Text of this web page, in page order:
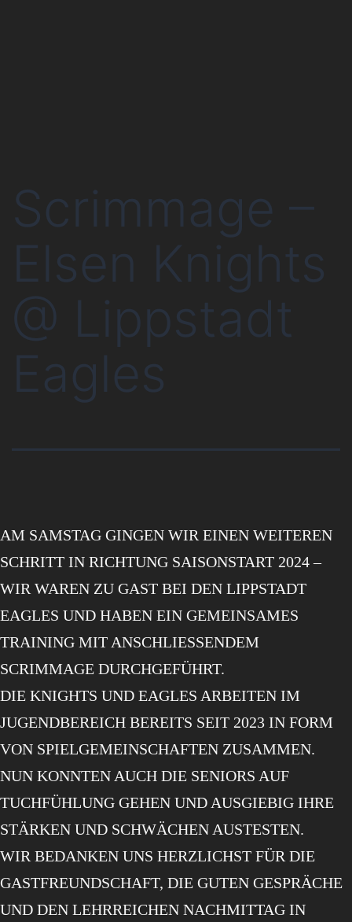
Scrimmage –
Elsen Knights
@ Lippstadt
Eagles
AM SAMSTAG GINGEN WIR EINEN WEITEREN
SCHRITT IN RICHTUNG SAISONSTART 2024 –
WIR WAREN ZU GAST BEI DEN LIPPSTADT
EAGLES UND HABEN EIN GEMEINSAMES
TRAINING MIT ANSCHLIESSENDEM S
CRIMMAGE DURCHGEFÜHRT.
DIE KNIGHTS UND EAGLES ARBEITEN IM
JUGENDBEREICH BEREITS SEIT 2023 IN FORM
VON SPIELGEMEINSCHAFTEN ZUSAMMEN.
NUN KONNTEN AUCH DIE SENIORS AUF
TUCHFÜHLUNG GEHEN UND AUSGIEBIG IHRE
STÄRKEN UND SCHWÄCHEN AUSTESTEN.
WIR BEDANKEN UNS HERZLICHST FÜR DIE
GASTFREUNDSCHAFT, DIE GUTEN GESPRÄCHE
UND DEN LEHRREICHEN NACHMITTAG IN